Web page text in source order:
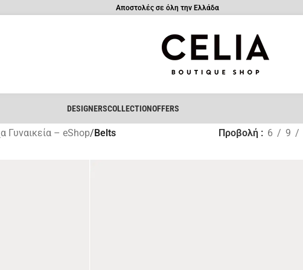
Αποστολές σε όλη την Ελλάδα
DESIGNERSCOLLECTIONOFFERS
Γυναικεία – eShop/Belts Προβολή 6 9